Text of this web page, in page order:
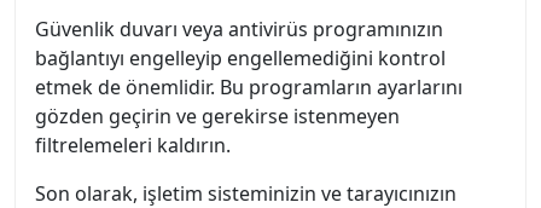
Güvenlik duvarı veya antivirüs programınızın
bağlantıyı engelleyip engellemediğini kontrol
etmek de önemlidir. Bu programların ayarlarını
gözden geçirin ve gerekirse istenmeyen
filtrelemeleri kaldırın.
Son olarak, işletim sisteminizin ve tarayıcınızın